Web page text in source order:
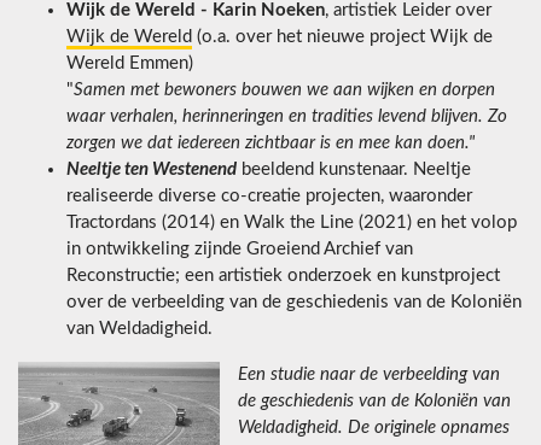
Wijk de Wereld - Karin Noeken, artistiek Leider over
Wijk de Wereld (o.a. over het nieuwe project Wijk de
Wereld Emmen)
"Samen met bewoners bouwen we aan wijken en dorpen
waar verhalen, herinneringen en tradities levend blijven. Zo
zorgen we dat iedereen zichtbaar is en mee kan doen."
Neeltje ten Westenend beeldend kunstenaar. Neeltje
realiseerde diverse co-creatie projecten, waaronder
Tractordans (2014) en Walk the Line (2021) en het volop
in ontwikkeling zijnde Groeiend Archief van
Reconstructie; een artistiek onderzoek en kunstproject
over de verbeelding van de geschiedenis van de Koloniën
van Weldadigheid.
Een studie naar de verbeelding van
de geschiedenis van de Koloniën van
Weldadigheid. De originele opnames